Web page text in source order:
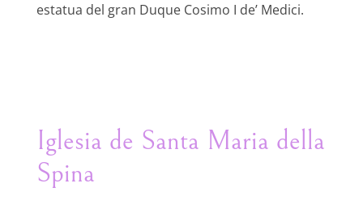
estatua del gran Duque Cosimo I de’ Medici.
Iglesia de Santa Maria della
Spina